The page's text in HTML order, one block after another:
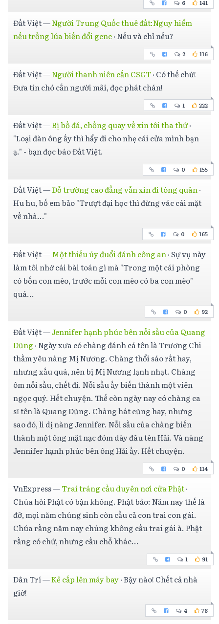
6 141
Đất Việt—Người Trung Quốc thuê đất:Nguy hiểm
nếu trồng lúa biến đổi gene·Nếu và chỉ nếu?
2 116
Đất Việt—Người thanh niên cắn CSGT· Có thế chứ!
Đưa tin chó cắn người mãi, đọc phát chán!
1 222
Đất Việt—Bị bồ đá, chồng quay về xin tôi tha thứ·
"Loại đàn ông ấy thì hẩy đi cho nhẹ cái cửa mình bạn
ạ." - bạn đọc báo Đất Việt.
0 155
Đất Việt—Đỗ trường cao đẳng vẫn xin đi tòng quân·
Hu hu, bố em bảo "Trượt đại học thì đừng vác cái mặt
về nhà..."
0 165
Đất Việt—Một thiếu úy đuổi đánh công an·Sự vụ này
làm tôi nhớ cái bài toán gì mà "Trong một cái phòng
có bốn con mèo, trước mỗi con mèo có ba con mèo"
quá...
0 92
Đất Việt—Jennifer hạnh phúc bên nỗi sầu của Quang
Dũng ·Ngày xưa có chàng đánh cá tên là Trương Chi
thầm yêu nàng Mị Nương. Chàng thổi sáo rất hay,
nhưng xấu quá, nên bị Mị Nương lạnh nhạt. Chàng
ôm nỗi sầu, chết đi. Nỗi sầu ấy biến thành một viên
ngọc quý. Hết chuyện. Thế còn ngày nay có chàng ca
sĩ tên là Quang Dũng. Chàng hát cũng hay, nhưng
sao đó, li dị nàng Jennifer. Nỗi sầu của chàng biến
thành một ông mặt nạc đóm dày đâu tên Hải. Và nàng
Jennifer hạnh phúc bên ông Hải ấy. Hết chuyện.
0 114
VnExpress—Trai tráng cầu duyên nơi cửa Phật·
Chúa hỏi Phật có bận không. Phật bảo: Năm nay thế là
đỡ, mọi năm chúng sinh còn cầu cả con trai con gái.
Chúa rằng năm nay chúng không cầu trai gái à. Phật
rằng có chứ, nhưng cầu chỗ khác...
1 91
Dân Trí—Kẻ cắp lên máy bay·Bậy nào! Chết cả nhà
giờ!
4 78